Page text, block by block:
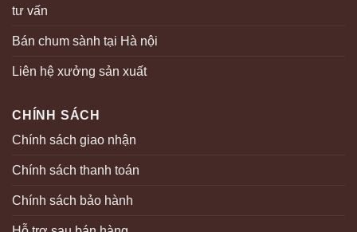
tư vấn
Bán chum sành tại Hà nội
Liên hệ xưởng sản xuất
CHÍNH SÁCH
Chính sách giao nhận
Chính sách thanh toán
Chính sách bảo hành